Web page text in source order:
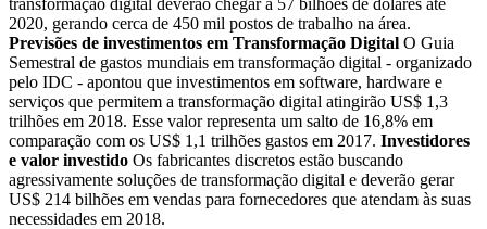
2020, gerando cerca de 450 mil postos de trabalho na área.
Previsões de investimentos em Transformação Digital O Guia
Semestral de gastos mundiais em transformação digital - organizado
pelo IDC - apontou que investimentos em software, hardware e
serviços que permitem a transformação digital atingirão US$ 1,3
trilhões em 2018. Esse valor representa um salto de 16,8% em
comparação com os US$ 1,1 trilhões gastos em 2017. Investidores
e valor investido Os fabricantes discretos estão buscando
agressivamente soluções de transformação digital e deverão gerar
US$ 214 bilhões em vendas para fornecedores que atendam às suas
necessidades em 2018.